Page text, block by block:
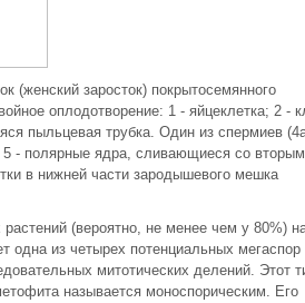
(женский заросток) покрытосемянного
оплодотворение: 1 - яйцеклетка; 2 -
пыльцевая трубка. Один из спермиев
5 - полярные ядра, сливающиеся со вторым
в нижней части зародышевого мешка
(вероятно, не менее чем у 80%)
одна из четырех потенциальных мегаспор
митотических делений. Этот
называется моноспорическим. Его